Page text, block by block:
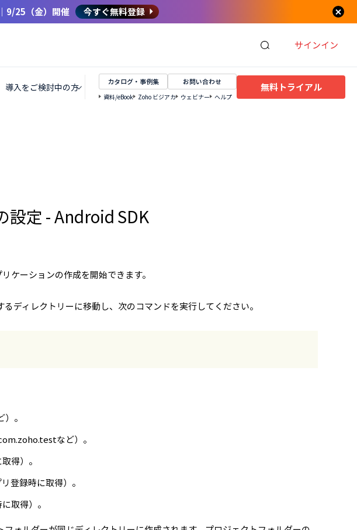
9/25（金）開催 今すぐ無料登録
サインイン
導入をご検討中の方 カタログ・事例集 お問い合わせ
資料/eBook Zoho ビジアカ ウェビナー ヘルプ
無料トライアル
定 - Android SDK
ケーションの作成を開始できます。
ディレクトリーに移動し、次のコマンドを実行してください。
。
など）。
得）。
登録時に取得）。
取得）。